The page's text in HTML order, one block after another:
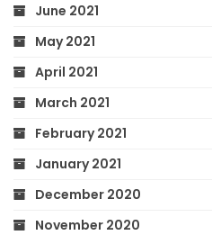
June 2021
May 2021
April 2021
March 2021
February 2021
January 2021
December 2020
November 2020